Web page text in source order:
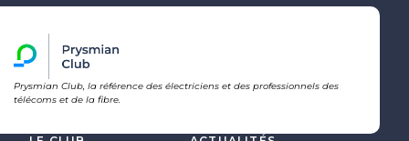
Prysmian Club, la référence des électriciens et des professionnels des
télécoms et de la fibre.